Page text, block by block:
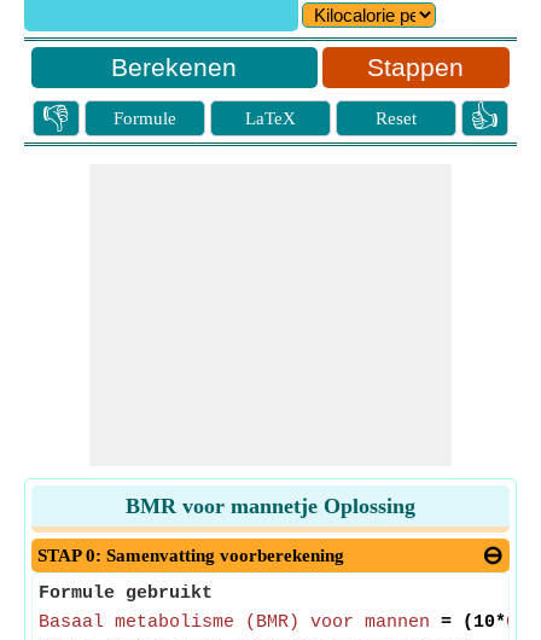
Stappen
👎 Formule LaTeX Reset 👍
BMR voor mannetje Oplossing
STAP 0: Samenvatting voorberekening
Formule gebruikt
Basaal metabolisme (BMR) voor mannen = (10*